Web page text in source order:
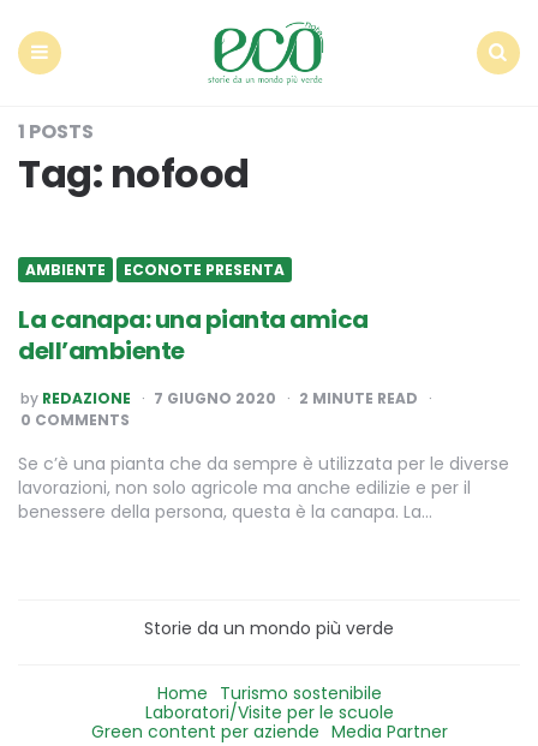
1 POSTS
Tag: nofood
AMBIENTE ECONOTE PRESENTA
La canapa: una pianta amica
dell’ambiente
POSTED
BY
by REDAZIONE 7 GIUGNO 2020 2 MINUTE READ
0 COMMENTS
Se c’è una pianta che da sempre è utilizzata per le diverse
lavorazioni, non solo agricole ma anche edilizie e per il
benessere della persona, questa è la canapa. La…
Storie da un mondo più verde
Home Turismo sostenibile
Laboratori/Visite per le scuole
Green content per aziende Media Partner